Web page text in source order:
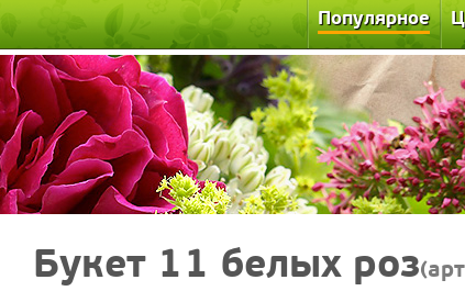
Популярное
Букет 11 белых роз